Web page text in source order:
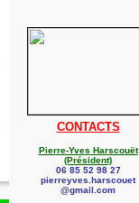
CONTACTS
Pierre-Yves Harscouët
(Président)
06 85 52 98 27
pierreyves.harscouet
@gmail.com